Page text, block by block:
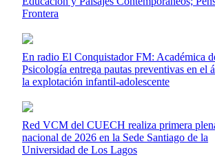
Frontera
En radio El Conquistador FM: Académica
Psicología entrega pautas preventivas en el
la explotación infantil-adolescente
Red VCM del CUECH realiza primera
nacional de 2026 en la Sede Santiago de la
Universidad de Los Lagos